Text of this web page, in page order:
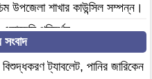
উপজেলা শাখার কাউন্সিল সম্পন্ন।
পরিদর্শন
প্রস্তাব; বাদীর পরিবারকে হুমকি-
হত্যার অভিযোগপত্র দাখিল
ট্যাবলেট, পানির জারিকেন